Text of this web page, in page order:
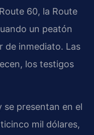
60, la Route
un peatón
de inmediato. Las
los testigos
se presentan en el
mil dólares,